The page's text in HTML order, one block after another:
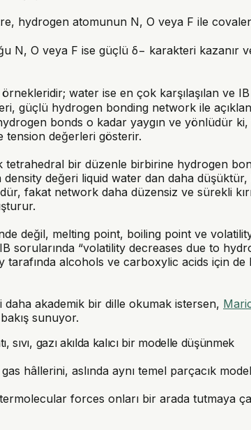
hydrogen atomunun N, O veya F ile
N, O veya F ise güçlü δ− karakteri
water ise en çok karşılaşılan ve
güçlü hydrogen bonding network ile
bonds o kadar yaygın ve yönlüdür
değerleri gösterir.
bir düzenle birbirine hydrogen
değeri liquid water dan daha
fakat network daha düzensiz ve sürekli
değil, melting point, boiling point ve
“volatility decreases due to
alcohols ve carboxylic acids için
akademik bir dille okumak istersen,
sunuyor.
gazı akılda kalıcı bir modelle düşünmek
hâllerini, aslında aynı temel parçacık
forces onları bir arada tutmaya